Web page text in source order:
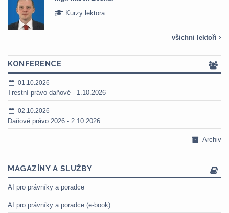
Kurzy lektora
všichni lektoři
KONFERENCE
01.10.2026
Trestní právo daňové - 1.10.2026
02.10.2026
Daňové právo 2026 - 2.10.2026
Archiv
MAGAZÍNY A SLUŽBY
AI pro právníky a poradce
AI pro právníky a poradce (e-book)